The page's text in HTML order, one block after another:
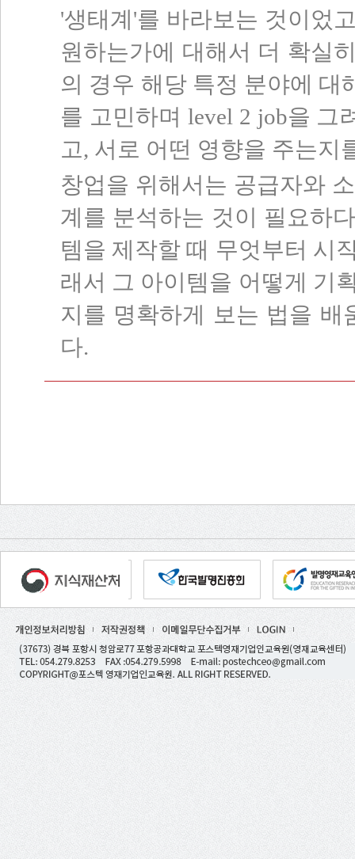
'생태계'를 바라보는 것이었
원하는가에 대해서 더 확실
의 경우 해당 특정 분야에 대
를 고민하며 level 2 job을 그
고, 서로 어떤 영향을 주는지
창업을 위해서는 공급자와
계를 분석하는 것이 필요하
템을 제작할 때 무엇부터 시
래서 그 아이템을 어떻게 기
지를 명확하게 보는 법을
다.